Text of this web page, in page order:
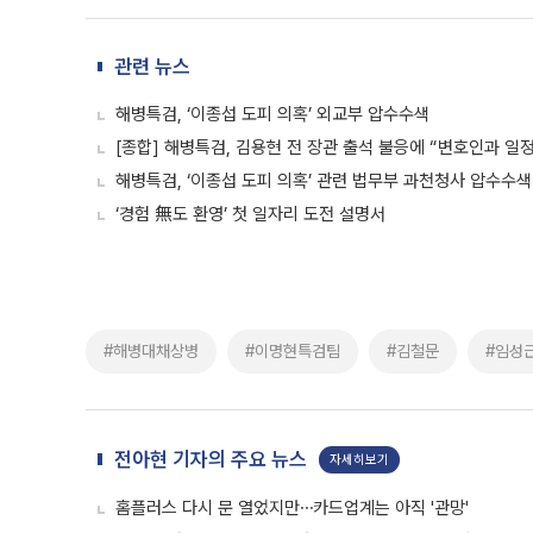
관련 뉴스
해병특검, ‘이종섭 도피 의혹’ 외교부 압수수색
[종합] 해병특검, 김용현 전 장관 출석 불응에 “변호인과 일
해병특검, ‘이종섭 도피 의혹’ 관련 법무부 과천청사 압수수색
‘경험 無도 환영’ 첫 일자리 도전 설명서
#해병대채상병 #이명현특검팀 #김철문 #임성
전아현 기자의 주요 뉴스 자세히보기
홈플러스 다시 문 열었지만⋯카드업계는 아직 '관망'